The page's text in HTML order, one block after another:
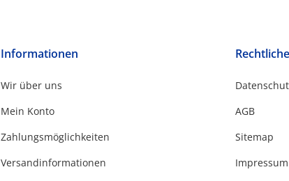
Informationen
Wir über uns
Mein Konto
Zahlungsmöglichkeiten
Versandinformationen
AGB
Sitemap
Impressum